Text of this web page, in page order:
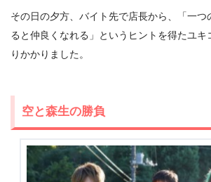
その日の夕方、バイト先で店長から、「一つ
ると仲良くなれる」というヒントを得たユキ
りかかりました。
空と森生の勝負